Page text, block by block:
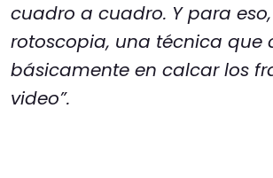
cuadro a cuadro. Y para
rotoscopia, una técnica que
básicamente en calcar los
video”.